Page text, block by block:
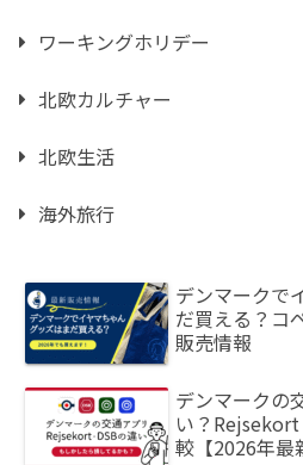
ワーキングホリデー
北欧カルチャー
北欧生活
海外旅行
デンマークで
だ買える？コ
販売情報
デンマークの
い？
較【2026年最